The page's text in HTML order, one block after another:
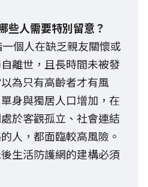
些人需要特別留意？
個人在缺乏親友關懷或
離世，且長時間未被發
為只有高齡者才有風
身與獨居人口增加，在
於客觀孤立、社會連結
人，都面臨較高風險。
生活防護網的建構必須